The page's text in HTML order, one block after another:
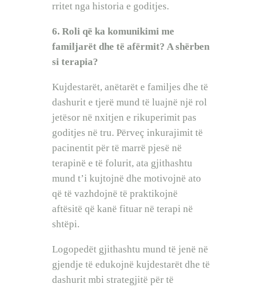
rritet nga historia e goditjes.
6. Roli që ka komunikimi me
familjarët dhe të afërmit? A shërben
si terapia?
Kujdestarët, anëtarët e familjes dhe të
dashurit e tjerë mund të luajnë një rol
jetësor në nxitjen e rikuperimit pas
goditjes në tru. Përveç inkurajimit të
pacinentit për të marrë pjesë në
terapinë e të folurit, ata gjithashtu
mund t’i kujtojnë dhe motivojnë ato
që të vazhdojnë të praktikojnë
aftësitë që kanë fituar në terapi në
shtëpi.
Logopedët gjithashtu mund të jenë në
gjendje të edukojnë kujdestarët dhe të
dashurit mbi strategjitë për të